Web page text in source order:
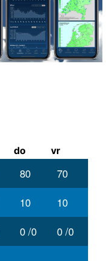
do vr
80
70
10
10
0 /0
0 /0